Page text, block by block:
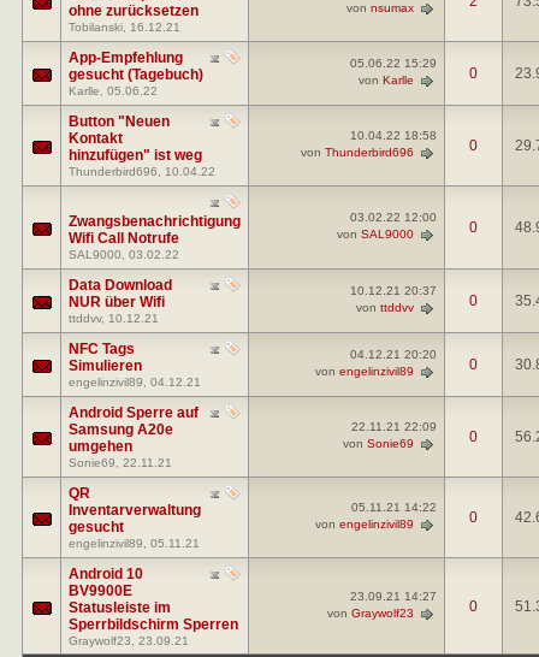
ohne zurücksetzen
Tobilanski , 16.12.21
von nsumax
App-Empfehlung
gesucht (Tagebuch)
Karlle , 05.06.22
05.06.22 15:29
von Karlle 0
Button "Neuen
Kontakt
hinzufügen" ist weg
Thunderbird696 , 10.04.22
10.04.22 18:58
von Thunderbird696 0
Zwangsbenachrichtigung
Wifi Call Notrufe
SAL9000 , 03.02.22
03.02.22 12:00
von SAL9000 0
Data Download
NUR über Wifi
ttddvv, 10.12.21
10.12.21 20:37
von ttddvv 0
NFC Tags
Simulieren
engelinzivil89 , 04.12.21
04.12.21 20:20
von engelinzivil89 0
Android Sperre auf
Samsung A20e
umgehen
Sonie69 , 22.11.21
22.11.21 22:09
von Sonie69 0
QR
Inventarverwaltung
gesucht
engelinzivil89 , 05.11.21
05.11.21 14:22
von engelinzivil89 0
Android 10
BV9900E
Statusleiste im
Sperrbildschirm Sperren
Graywolf23 , 23.09.21
23.09.21 14:27
von Graywolf23 0